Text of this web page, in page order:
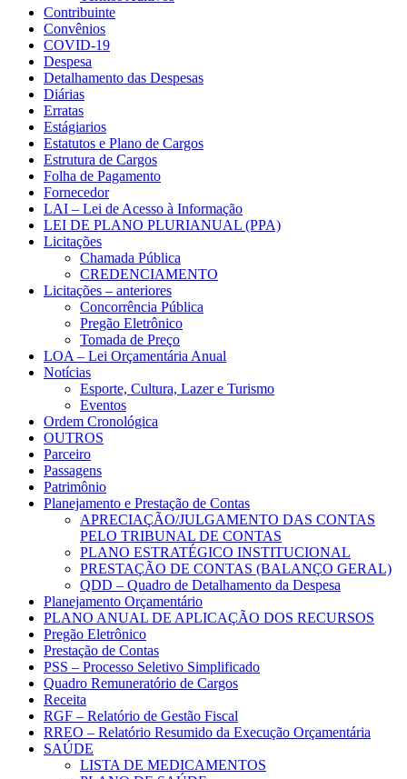
Contribuinte
Convênios
COVID-19
Despesa
Detalhamento das Despesas
Diárias
Erratas
Estágiarios
Estatutos e Plano de Cargos
Estrutura de Cargos
Folha de Pagamento
Fornecedor
LAI – Lei de Acesso à Informação
LEI DE PLANO PLURIANUAL (PPA)
Licitações
Chamada Pública
CREDENCIAMENTO
Licitações – anteriores
Concorrência Pública
Pregão Eletrônico
Tomada de Preço
LOA – Lei Orçamentária Anual
Notícias
Esporte, Cultura, Lazer e Turismo
Eventos
Ordem Cronológica
OUTROS
Parceiro
Passagens
Patrimônio
Planejamento e Prestação de Contas
APRECIAÇÃO/JULGAMENTO DAS CONTAS
PELO TRIBUNAL DE CONTAS
PLANO ESTRATÉGICO INSTITUCIONAL
PRESTAÇÃO DE CONTAS (BALANÇO GERAL)
QDD – Quadro de Detalhamento da Despesa
Planejamento Orçamentário
PLANO ANUAL DE APLICAÇÃO DOS RECURSOS
Pregão Eletrônico
Prestação de Contas
PSS – Processo Seletivo Simplificado
Quadro Remuneratório de Cargos
Receita
RGF – Relatório de Gestão Fiscal
RREO – Relatório Resumido da Execução Orçamentária
SAÚDE
LISTA DE MEDICAMENTOS